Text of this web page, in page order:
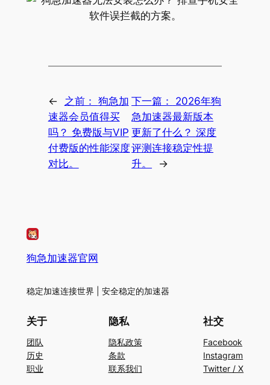
← 之前： 狗急加
速器会员值得买
吗？ 免费版与VIP
付费版的性能深度
对比。
下一篇：
2026年狗
急加速器最新版本
更新了什么？ 深度
评测连接稳定性提
升。
→
狗急加速器官网
稳定加速连接世界 | 安全稳定的加速器
关于
团队
历史
职业
隐私
隐私政策
条款
联系我们
社交
Facebook
Instagram
Twitter / X